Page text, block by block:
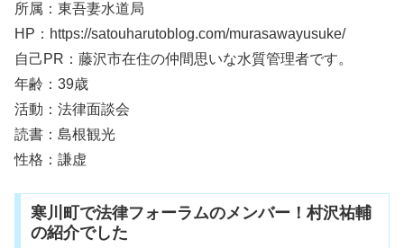
所属：東吾妻水道局
HP：https://satouharutoblog.com/murasawayusuke/
自己PR：藤沢市在住の仲間思いな水質管理者です。
年齢：39歳
活動：法律面談会
読書：島根観光
性格：謙虚
寒川町で法律フォーラムのメンバー！村沢祐輔
の紹介でした